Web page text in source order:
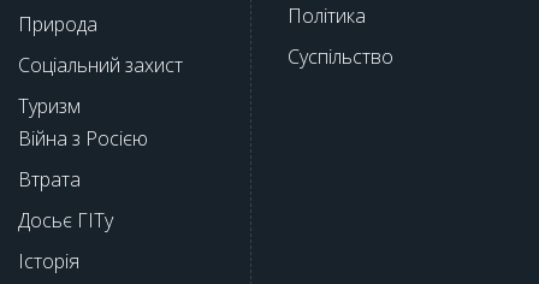
Природа
Соціальний захист
Туризм
Війна з Росією
Втрата
Досьє ГІТу
Історія
Політика
Суспільство